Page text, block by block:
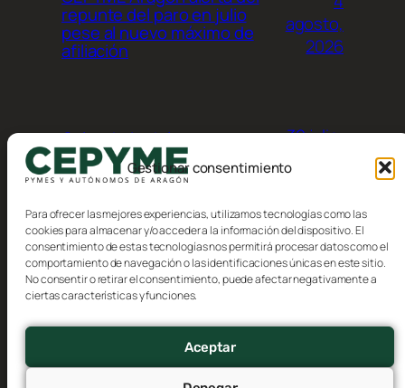
Gestionar consentimiento
Para ofrecer las mejores experiencias, utilizamos tecnologías como las
cookies para almacenar y/o acceder a la información del dispositivo. El
consentimiento de estas tecnologías nos permitirá procesar datos como el
comportamiento de navegación o las identificaciones únicas en este sitio.
No consentir o retirar el consentimiento, puede afectar negativamente a
ciertas características y funciones.
Aceptar
repunte del paro en julio
pese al nuevo máximo de
afiliación
agosto,
2026
Calendario del
contribuyente, Agosto 2026
30 julio,
Autores
Eventos